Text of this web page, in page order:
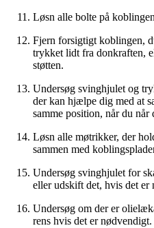
Løsn alle bolte på
Fjern forsigtigt koblingen,
trykket lidt fra donkraften,
støtten.
Undersøg svinghjulet og
der kan hjælpe dig med at
samme position, når du når
Løsn alle møtrikker, der
sammen med
Undersøg svinghjulet for
eller udskift det, hvis det er
Undersøg om der er
rens hvis det er nødvendigt.